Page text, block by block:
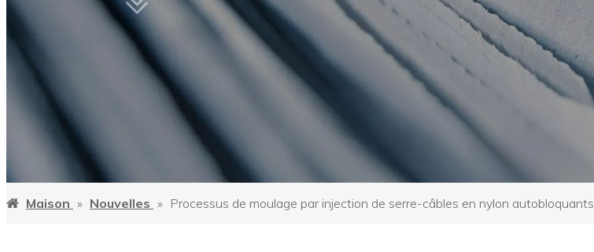
Maison » Nouvelles » Processus de moulage par injection de serre-câbles en nylon autobloquants